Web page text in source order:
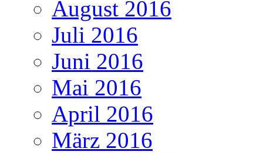
August 2016
Juli 2016
Juni 2016
Mai 2016
April 2016
März 2016